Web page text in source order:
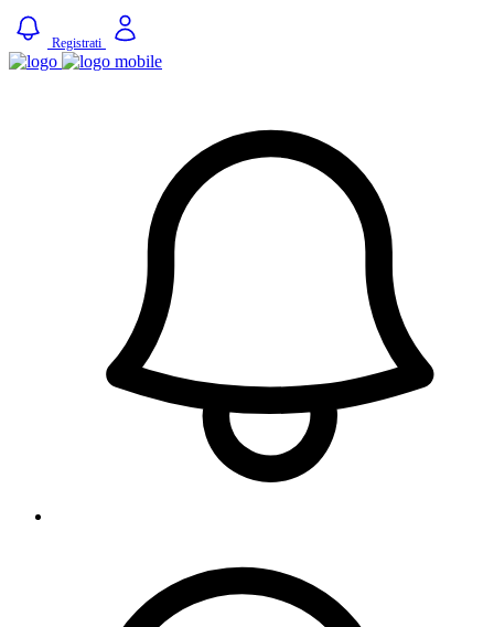
Registrati